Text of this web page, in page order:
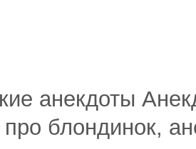
анекдоты
блондинок,